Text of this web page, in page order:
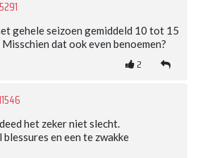
gehele seizoen gemiddeld 10 tot 15
dat ook even benoemen?
2
het zeker niet slecht.
en een te zwakke